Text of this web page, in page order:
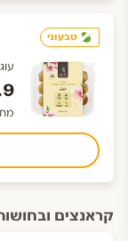
טבעוני
מחיר ל
קראנצים